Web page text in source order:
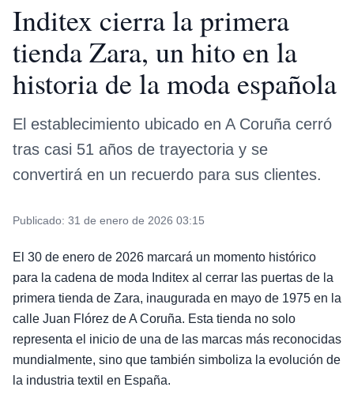
Inditex cierra la primera
tienda Zara, un hito en la
historia de la moda española
El establecimiento ubicado en A Coruña cerró
tras casi 51 años de trayectoria y se
convertirá en un recuerdo para sus clientes.
Publicado: 31 de enero de 2026 03:15
El 30 de enero de 2026 marcará un momento histórico
para la cadena de moda Inditex al cerrar las puertas de la
primera tienda de Zara, inaugurada en mayo de 1975 en la
calle Juan Flórez de A Coruña. Esta tienda no solo
representa el inicio de una de las marcas más reconocidas
mundialmente, sino que también simboliza la evolución de
la industria textil en España.